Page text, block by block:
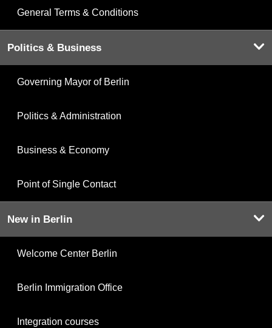
General Terms & Conditions
Politics & Business
Governing Mayor of Berlin
Politics & Administration
Business & Economy
Point of Single Contact
New in Berlin
Welcome Center Berlin
Berlin Immigration Office
Integration courses